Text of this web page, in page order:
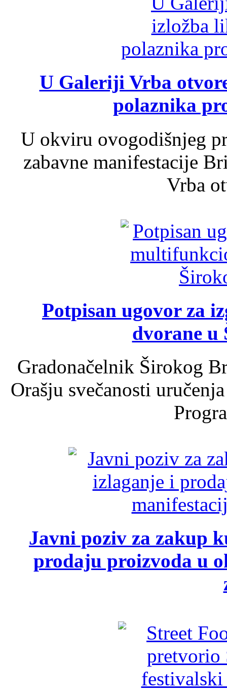
U Galeriji Vrba
polaznika
U okviru ovogodišnjeg
zabavne manifestacije
Vrba
Potpisan ugovor za
dvorane u
Gradonačelnik Širokog
Orašju svečanosti
Javni poziv za zakup
prodaju proizvoda u